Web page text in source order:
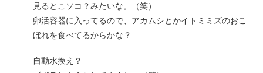
見るとこソコ？みたいな。（笑）
卵活容器に入ってるので、アカムシとかイトミミズのおこ
ぼれを食べてるからかな？
自動水換え？